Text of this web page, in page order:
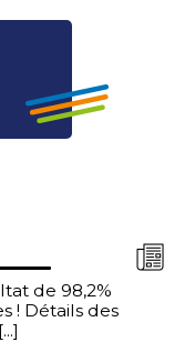
de 98,2%
! Détails des